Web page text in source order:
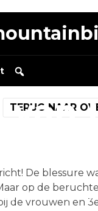
TERUG NAAR
van
5 juni 2012
De blessure
op de
de vrouwen en